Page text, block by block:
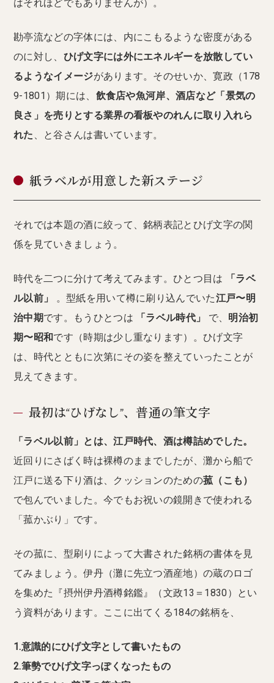
はそれほどでもありませんが）。
勘亭流などの字体には、内にこもるような密度がある
のに対し、 ひげ文字には外にエネルギーを放散してい
るようなイメージがあります。そのせいか、寛政（178
9-1801）期には、 飲食店や魚河岸、酒店など「景気の
良さ」を売りとする業界の看板やのれんに取り入れら
れた 、と谷さんは書いています。
紙ラベルが用意した新ステージ
それでは本題の酒に絞って、銘柄表記とひげ文字の関
係を見ていきましょう。
時代を二つに分けて考えてみます。ひとつ目は
「ラベ
ル以前」
。型紙を用いて樽に刷り込んでいた江戸〜明
治中期です。もうひとつは 「ラベル時代」 で、 明治初
期〜昭和です（時期は少し重なります）。ひげ文字
は、時代とともに次第にその姿を整えていったことが
見えてきます。
最初は“ひげなし”、普通の筆文字
「ラベル以前」とは、江戸時代、酒は樽詰めでした。
近回りにさばく時は裸樽のままでしたが、灘から船で
江戸に送る下り酒は、クッションのための菰（こも）
で包んでいました。今でもお祝いの鏡開きで使われる
「菰かぶり」です。
その菰に、型刷りによって大書された銘柄の書体を見
てみましょう。伊丹（灘に先立つ酒産地）の蔵のロゴ
を集めた『摂州伊丹酒樽銘鑑』（文政13＝1830）とい
う資料があります。ここに出てくる184の銘柄を、
1.意識的にひげ文字として書いたもの
2.筆勢でひげ文字っぽくなったもの